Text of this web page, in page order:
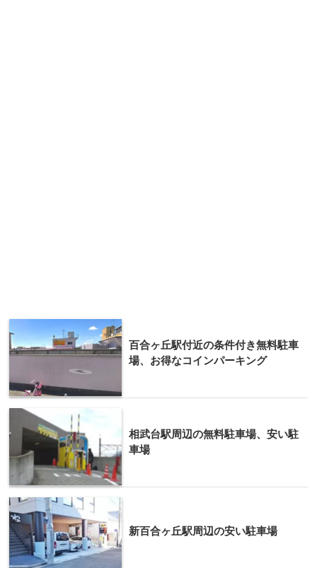
百合ヶ丘駅付近の条件付き無料駐車
場、お得なコインパーキング
相武台駅周辺の無料駐車場、安い駐
車場
新百合ヶ丘駅周辺の安い駐車場